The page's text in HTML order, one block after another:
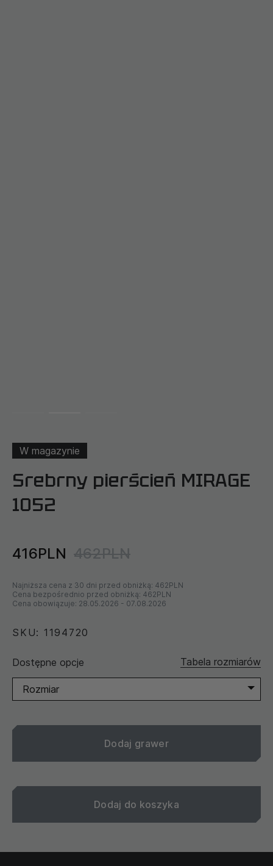
W magazynie
Srebrny pierścień MIRAGE
1052
416PLN 462PLN
Najniższa cena z 30 dni przed obniżką: 462PLN
Cena bezpośrednio przed obniżką: 462PLN
Cena obowiązuje: 28.05.2026 - 07.08.2026
SKU: 1194720
Dostępne opcje Tabela rozmiarów
Rozmiar
Dodaj grawer
Dodaj do koszyka